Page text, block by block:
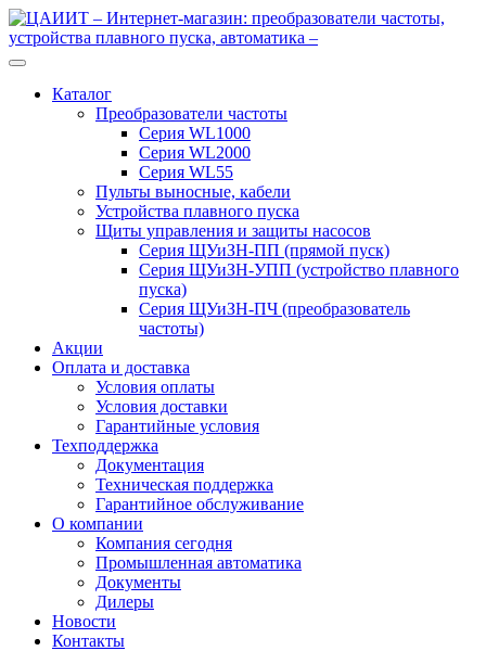
Перейти
к
навигации
Перейти
к
содержимому
Каталог
Преобразователи частоты
Серия WL1000
Серия WL2000
Серия WL55
Пульты выносные, кабели
Устройства плавного пуска
Щиты управления и защиты насосов
Серия ЩУиЗН-ПП (прямой пуск)
Серия ЩУиЗН-УПП (устройство плавного
пуска)
Серия ЩУиЗН-ПЧ (преобразователь
частоты)
Акции
Оплата и доставка
Условия оплаты
Условия доставки
Гарантийные условия
Техподдержка
Документация
Техническая поддержка
Гарантийное обслуживание
О компании
Компания сегодня
Промышленная автоматика
Документы
Дилеры
Новости
Контакты